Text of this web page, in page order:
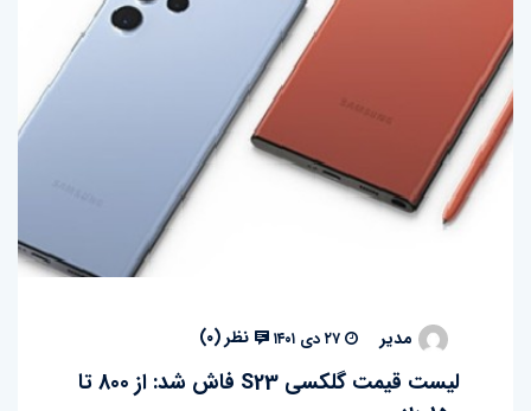
مدیر نظر (۰)
لیست قیمت گلکسی S23 فاش شد: از 800 تا